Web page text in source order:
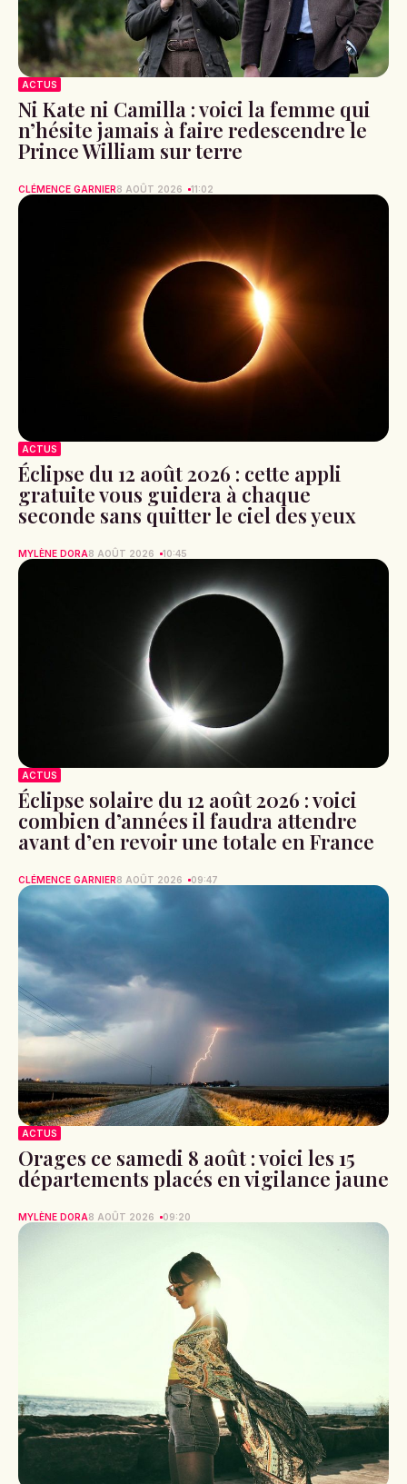
ACTUS
Ni Kate ni Camilla : voici la femme qui
n’hésite jamais à faire redescendre le
Prince William sur terre
CLÉMENCE GARNIER8 AOÛT 2026 11:02
ACTUS
Éclipse du 12 août 2026 : cette appli
gratuite vous guidera à chaque
seconde sans quitter le ciel des yeux
MYLÈNE DORA8 AOÛT 2026 10:45
ACTUS
Éclipse solaire du 12 août 2026 : voici
combien d’années il faudra attendre
avant d’en revoir une totale en France
CLÉMENCE GARNIER8 AOÛT 2026 09:47
ACTUS
Orages ce samedi 8 août : voici les 15
départements placés en vigilance jaune
MYLÈNE DORA8 AOÛT 2026 09:20